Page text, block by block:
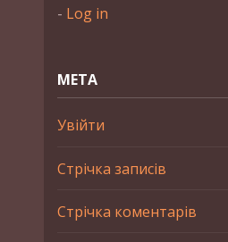
- Log in
МЕТА
Увійти
Стрічка записів
Стрічка коментарів